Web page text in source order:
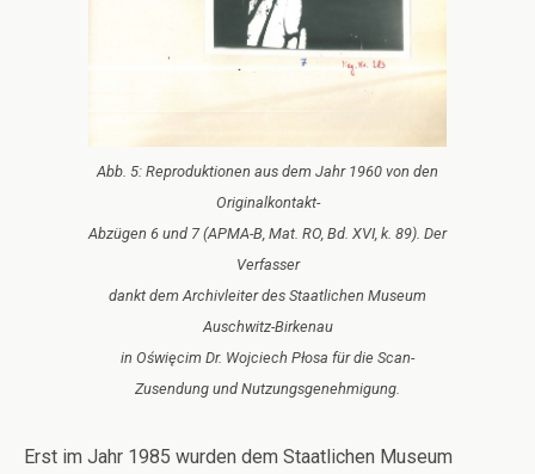
Abb. 5: Reproduktionen aus dem Jahr 1960 von den
Originalkontakt-
Abzügen 6 und 7 (APMA-B, Mat. RO, Bd. XVI, k. 89). Der
Verfasser
dankt dem Archivleiter des Staatlichen Museum
Auschwitz-Birkenau
in Oświęcim Dr. Wojciech Płosa für die Scan-
Zusendung und Nutzungsgenehmigung.
Erst im Jahr 1985 wurden dem Staatlichen Museum